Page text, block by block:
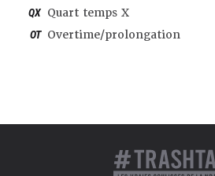
QX Quart temps X
OT Overtime/prolongation